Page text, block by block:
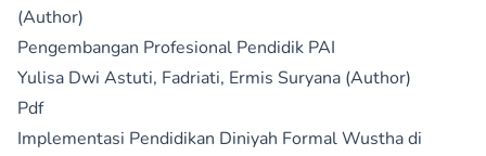
(Author)
Pengembangan Profesional Pendidik PAI
Yulisa Dwi Astuti, Fadriati, Ermis Suryana (Author)
Pdf
Implementasi Pendidikan Diniyah Formal Wustha di